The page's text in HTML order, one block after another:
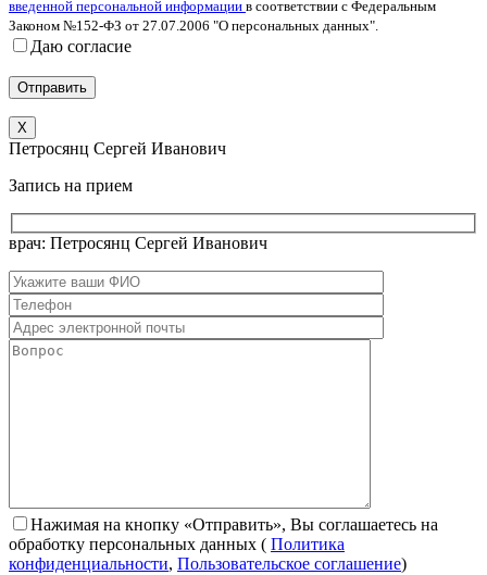
введенной персональной информации в соответствии с Федеральным
Законом №152-ФЗ от 27.07.2006 "О персональных данных".
Даю согласие
X
Петросянц Сергей Иванович
Запись на прием
врач: Петросянц Сергей Иванович
Нажимая на кнопку «Отправить», Вы соглашаетесь на
обработку персональных данных ( Политика
конфиденциальности, Пользовательское соглашение)